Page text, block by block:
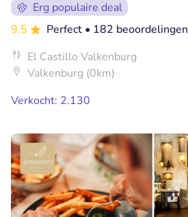
Erg populaire deal
9.5
Perfect • 182 beoordelingen
El Castillo Valkenburg
Valkenburg (0km)
Verkocht: 2.130